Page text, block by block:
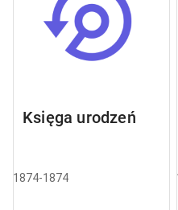
Księga urodzeń
1874-1874